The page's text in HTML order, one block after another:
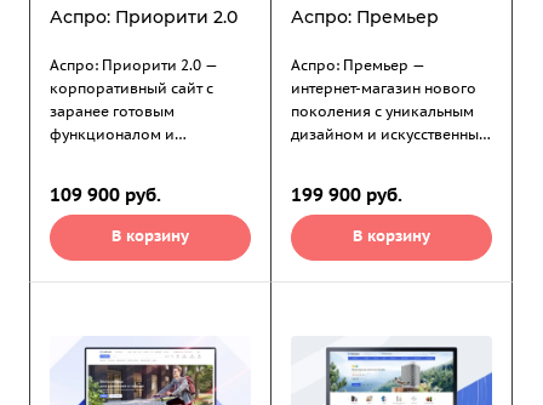
Аспро: Приорити 2.0
Аспро: Приорити 2.0 —
корпоративный сайт с
заранее готовым
функционалом и
достаточно наполнить сайт
собственным контентом и
выбрать подходящее
109 900 руб.
В корзину
Аспро: Премьер
Аспро: Премьер —
интернет-магазин нового
поколения с уникальным
дизайном и искусственным
лучшего разработчика
готовых сайтов на 1С-
Битрикс: Маркетплейс (с
199 900 руб.
В корзину